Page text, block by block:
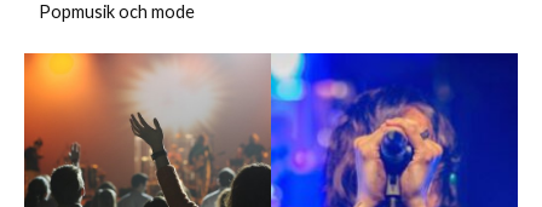
Popmusik och mode